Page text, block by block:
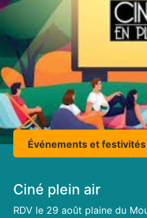
Événements et festivités
Ciné plein air
RDV le 29 août plaine du